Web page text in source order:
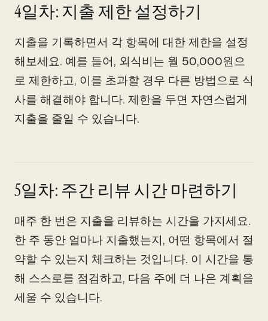
4일차: 지출 제한 설정하기
지출을 기록하면서 각 항목에 대한 제한을 설정
해보세요. 예를 들어, 외식비는 월 50,000원으
로 제한하고, 이를 초과할 경우 다른 방법으로 식
사를 해결해야 합니다. 제한을 두면 자연스럽게
지출을 줄일 수 있습니다.
5일차: 주간 리뷰 시간 마련하기
매주 한 번은 지출을 리뷰하는 시간을 가지세요.
한 주 동안 얼마나 지출했는지, 어떤 항목에서 절
약할 수 있는지 체크하는 것입니다. 이 시간을 통
해 스스로를 점검하고, 다음 주에 더 나은 계획을
세울 수 있습니다.